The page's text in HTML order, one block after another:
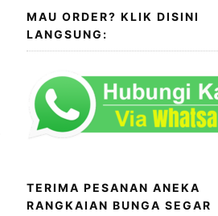
MAU ORDER? KLIK DISINI
LANGSUNG:
TERIMA PESANAN ANEKA
RANGKAIAN BUNGA SEGAR